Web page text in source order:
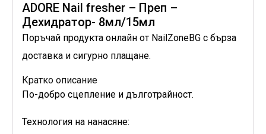
ADORE Nail fresher – Преп –
Дехидратор- 8мл/15мл
Поръчай продукта онлайн от NailZoneBG с бърза
доставка и сигурно плащане.
Кратко описание
По-добро сцепление и дълготрайност.
Технология на нанасяне: